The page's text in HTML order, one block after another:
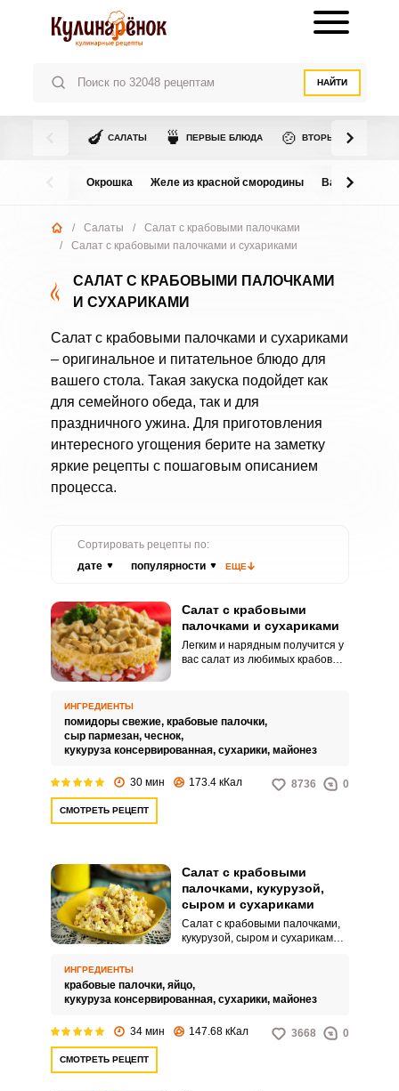
НАЙТИ
🍆 САЛАТЫ 🍵 ПЕРВЫЕ БЛЮДА 🍲 ВТОРЫЕ БЛЮДА
Окрошка Желе из красной смородины Варенье из
/ Салаты /
Салат с крабовыми палочками
/
Салат с крабовыми палочками и сухариками
САЛАТ С КРАБОВЫМИ ПАЛОЧКАМИ
И СУХАРИКАМИ
Салат с крабовыми палочками и сухариками
– оригинальное и питательное блюдо для
вашего стола. Такая закуска подойдет как
для семейного обеда, так и для
праздничного ужина. Для приготовления
интересного угощения берите на заметку
яркие рецепты с пошаговым описанием
процесса.
Сортировать рецепты по:
дате
популярности ЕЩЕ
Салат с крабовыми
палочками и сухариками
Легким и нарядным получится у
вас салат из любимых крабовых
придти гости.
ИНГРЕДИЕНТЫ
помидоры свежие, крабовые палочки,
сыр пармезан, чеснок,
кукуруза консервированная, сухарики, майонез
30 мин 173.4 кКал 8736 0
СМОТРЕТЬ РЕЦЕПТ
Салат с крабовыми
палочками, кукурузой,
сыром и сухариками
Салат с крабовыми палочками,
кукурузой, сыром и сухариками –
Сухарики можно использовать
любые по своему вкусу,
вкусом икры, крабового мяса или
зелени.
ИНГРЕДИЕНТЫ
крабовые палочки, яйцо,
кукуруза консервированная, сухарики, майонез
34 мин 147.68 кКал 3668 0
СМОТРЕТЬ РЕЦЕПТ